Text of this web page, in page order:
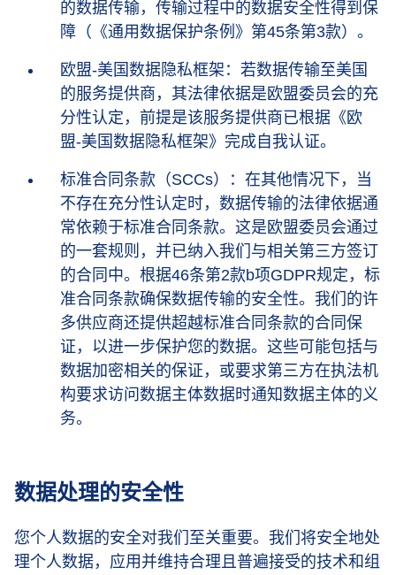
的数据传输，传输过程中的数据安全性得到保
障（《通用数据保护条例》第45条第3款）。
欧盟-美国数据隐私框架：若数据传输至美国
的服务提供商，其法律依据是欧盟委员会的充
分性认定，前提是该服务提供商已根据《欧
盟-美国数据隐私框架》完成自我认证。
标准合同条款（SCCs）：在其他情况下，当
不存在充分性认定时，数据传输的法律依据通
常依赖于标准合同条款。这是欧盟委员会通过
的一套规则，并已纳入我们与相关第三方签订
的合同中。根据46条第2款b项GDPR规定，标
准合同条款确保数据传输的安全性。我们的许
多供应商还提供超越标准合同条款的合同保
证，以进一步保护您的数据。这些可能包括与
数据加密相关的保证，或要求第三方在执法机
构要求访问数据主体数据时通知数据主体的义
务。
数据处理的安全性
您个人数据的安全对我们至关重要。我们将安全地处
理个人数据，应用并维持合理且普遍接受的技术和组